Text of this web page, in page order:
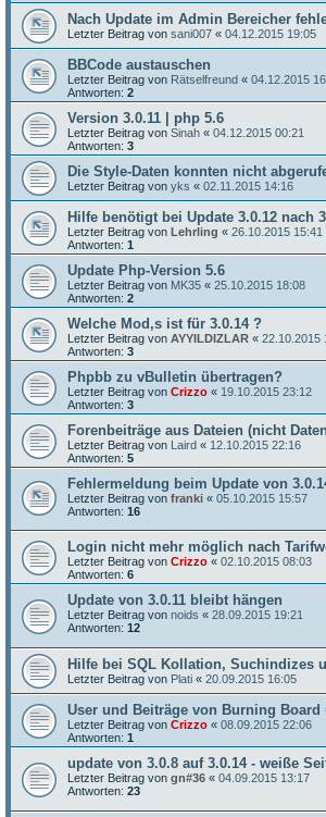
Nach Update im Admin Bereicher
Letzter Beitrag von sani007 « 04.12.2015 19:05
BBCode austauschen
Letzter Beitrag von Rätselfreund « 04.12.2015
Antworten: 2
Version 3.0.11 | php 5.6
Letzter Beitrag von Sinah « 04.12.2015 00:21
Antworten: 3
Die Style-Daten konnten nicht
Letzter Beitrag von yks « 02.11.2015 14:16
Hilfe benötigt bei Update 3.0.12 nach
Letzter Beitrag von Lehrling « 26.10.2015 15:41
Antworten: 1
Update Php-Version 5.6
Letzter Beitrag von MK35 « 25.10.2015 18:08
Antworten: 2
Welche Mod,s ist für 3.0.14 ?
Letzter Beitrag von AYYILDIZLAR « 22.10.2015
Antworten: 3
Phpbb zu vBulletin übertragen?
Letzter Beitrag von Crizzo « 19.10.2015 23:12
Antworten: 3
Forenbeiträge aus Dateien (nicht
Letzter Beitrag von Laird « 12.10.2015 22:16
Antworten: 5
Fehlermeldung beim Update von
Letzter Beitrag von franki « 05.10.2015 15:57
Antworten: 16
Login nicht mehr möglich nach
Letzter Beitrag von Crizzo « 02.10.2015 08:03
Antworten: 6
Update von 3.0.11 bleibt hängen
Letzter Beitrag von noids « 28.09.2015 19:21
Antworten: 12
Hilfe bei SQL Kollation, Suchindizes
Letzter Beitrag von Plati « 20.09.2015 16:05
User und Beiträge von Burning Board
Letzter Beitrag von Crizzo « 08.09.2015 22:06
Antworten: 1
update von 3.0.8 auf 3.0.14 - weiße
Letzter Beitrag von gn#36 « 04.09.2015 13:17
Antworten: 23